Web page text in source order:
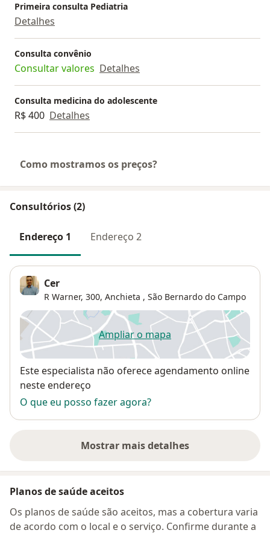
Primeira consulta Pediatria
Detalhes
Consulta convênio
Consultar valores Detalhes
Consulta medicina do adolescente
R$ 400 Detalhes
Como mostramos os preços?
Consultórios (2)
Endereço 1 Endereço 2
Cer
R Warner, 300, Anchieta , São Bernardo do Campo
Ampliar o mapaabre num novo separador
Disponibilidade
Este especialista não oferece agendamento online
neste endereço
O que eu posso fazer agora?
Mostrar mais detalhes
sobre o endereço
Planos de saúde aceitos
Os planos de saúde são aceitos, mas a cobertura varia
de acordo com o local e o serviço. Confirme durante a